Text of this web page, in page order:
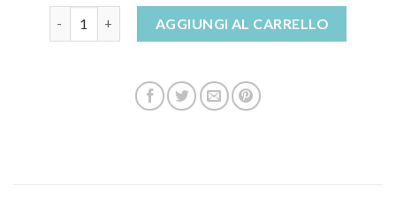
AGGIUNGI AL CARRELLO